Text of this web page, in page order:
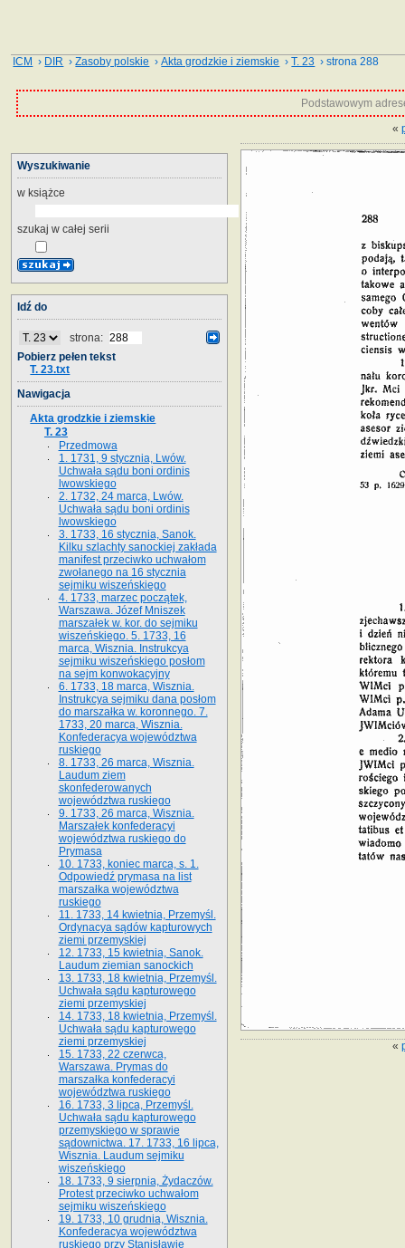
ICM › DIR ›Zasoby polskie ›Akta grodzkie i ziemskie ›T. 23 › strona 288
Podstawowym
«
«
Wyszukiwanie
w książce
szukaj w całej serii
Idź do
strona:
Pobierz pełen tekst
T. 23.txt
Nawigacja
Akta grodzkie i ziemskie
T. 23
Przedmowa
1. 1731, 9 stycznia, Lwów.
Uchwała sądu boni ordinis
lwowskiego
2. 1732, 24 marca, Lwów.
Uchwała sądu boni ordinis
lwowskiego
3. 1733, 16 stycznia, Sanok.
Kilku szlachty sanockiej zakłada
manifest przeciwko uchwałom
zwołanego na 16 stycz­nia
sejmiku wiszeńskiego
4. 1733, marzec początek,
Warszawa. Józef Mniszek
marszałek w. kor. do sejmiku
wiszeńskiego. 5. 1733, 16
marca, Wisznia. Instrukcya
sejmiku wiszeńskiego posłom
na sejm konwokacyjny
6. 1733, 18 marca, Wisznia.
Instrukcya sejmiku dana posłom
do marszałka w. koronnego. 7.
1733, 20 marca, Wisznia.
Konfederacya województwa
ruskiego
8. 1733, 26 marca, Wisznia.
Laudum ziem
skonfederowanych
województwa ruskiego
9. 1733, 26 marca, Wisznia.
Marszałek konfederacyi
województwa ruskiego do
Prymasa
10. 1733, koniec marca, s. 1.
Odpowiedź prymasa na list
marszałka województwa
ruskiego
11. 1733, 14 kwietnia, Przemyśl.
Ordynacya sądów kapturowych
ziemi przemyskiej
12. 1733, 15 kwietnia, Sanok.
Laudum ziemian sanockich
13. 1733, 18 kwietnia, Przemyśl.
Uchwała sądu kapturowego
ziemi przemyskiej
14. 1733, 18 kwietnia, Przemyśl.
Uchwała sądu kapturowego
ziemi przemyskiej
15. 1733, 22 czerwca,
Warszawa. Prymas do
marszałka konfederacyi
województwa ruskiego
16. 1733, 3 lipca, Przemyśl.
Uchwała sądu kapturowego
przemyskiego w sprawie
sądownictwa. 17. 1733, 16 lipca,
Wisznia. Laudum sejmiku
wiszeńskiego
18. 1733, 9 sierpnia, Żydaczów.
Protest przeciwko uchwałom
sejmiku wiszeńskiego
19. 1733, 10 grudnia, Wisznia.
Konfederacya województwa
ruskiego przy Stanisławie